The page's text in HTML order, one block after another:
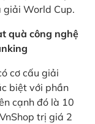
World Cup.
quà công nghệ
cơ cấu giải
biệt với phần
cạnh đó là 10
trị giá 2